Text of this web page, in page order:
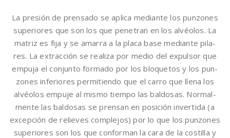
La presión de prensado se aplica mediante los punzones
superiores que son los que penetran en los alvéolos. La
matriz es fija y se amarra a la placa base mediante pila-
res. La extracción se realiza por medio del expulsor que
empuja el conjunto formado por los bloquetos y los pun-
zones inferiores permitiendo que el carro que llena los
alvéolos empuje al mismo tiempo las baldosas. Normal-
mente las baldosas se prensan en posición invertida (a
excepción de relieves complejos) por lo que los punzones
superiores son los que conforman la cara de la costilla y